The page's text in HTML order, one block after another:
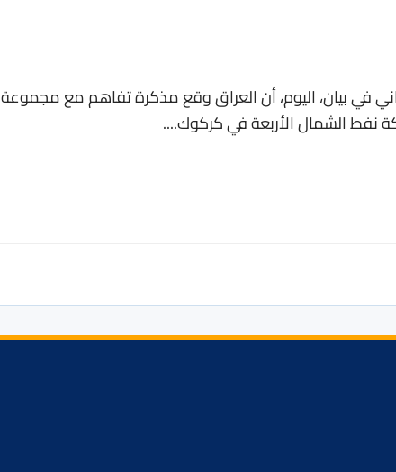
في بيان، اليوم، أن العراق وقع مذكرة تفاهم مع مجموعة
نفط الشمال الأربعة في كركوك....